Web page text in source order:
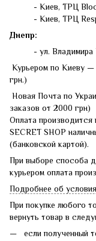
- Киев, ТРЦ
- Киев, ТРЦ
Днепр:
- ул. Владимира
Курьером по Киеву —
грн.)
Новая Почта по
заказов от 2000 грн)
Оплата производится
SECRET SHOP
(банковской картой).
При выборе способа
курьером оплата
Подробнее об
При покупке любого
вернуть товар в
если полученный